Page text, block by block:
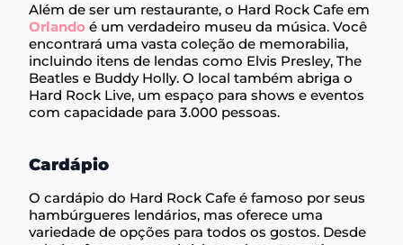
Além de ser um restaurante, o Hard Rock Cafe em
Orlando é um verdadeiro museu da música. Você
encontrará uma vasta coleção de memorabilia,
incluindo itens de lendas como Elvis Presley, The
Beatles e Buddy Holly. O local também abriga o
Hard Rock Live, um espaço para shows e eventos
com capacidade para 3.000 pessoas.
Cardápio
O cardápio do Hard Rock Cafe é famoso por seus
hambúrgueres lendários, mas oferece uma
variedade de opções para todos os gostos. Desde